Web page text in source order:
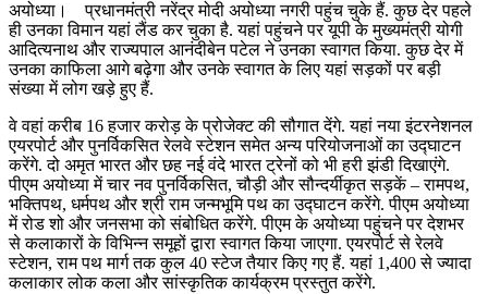
अयोध्या। प्रधानमंत्री नरेंद्र मोदी अयोध्या नगरी पहुंच चुके हैं. कुछ देर पहले
ही उनका विमान यहां लैंड कर चुका है. यहां पहुंचने पर यूपी के मुख्यमंत्री योगी
आदित्यनाथ और राज्यपाल आनंदीबेन पटेल ने उनका स्वागत किया. कुछ देर में
उनका काफिला आगे बढ़ेगा और उनके स्वागत के लिए यहां सड़कों पर बड़ी
संख्या में लोग खड़े हुए हैं.
वे वहां करीब 16 हजार करोड़ के प्रोजेक्ट की सौगात देंगे. यहां नया इंटरनेशनल
एयरपोर्ट और पुनर्विकसित रेलवे स्टेशन समेत अन्य परियोजनाओं का उद्घाटन
करेंगे. दो अमृत भारत और छह नई वंदे भारत ट्रेनों को भी हरी झंडी दिखाएंगे.
पीएम अयोध्या में चार नव पुनर्विकसित, चौड़ी और सौन्‍दर्यीकृत सड़कें – रामपथ,
भक्तिपथ, धर्मपथ और श्री राम जन्मभूमि पथ का उद्घाटन करेंगे. पीएम अयोध्या
में रोड शो और जनसभा को संबोधित करेंगे. पीएम के अयोध्या पहुंचने पर देशभर
से कलाकारों के विभिन्न समूहों द्वारा स्वागत किया जाएगा. एयरपोर्ट से रेलवे
स्टेशन, राम पथ मार्ग तक कुल 40 स्टेज तैयार किए गए हैं. यहां 1,400 से ज्यादा
कलाकार लोक कला और सांस्कृतिक कार्यक्रम प्रस्तुत करेंगे.